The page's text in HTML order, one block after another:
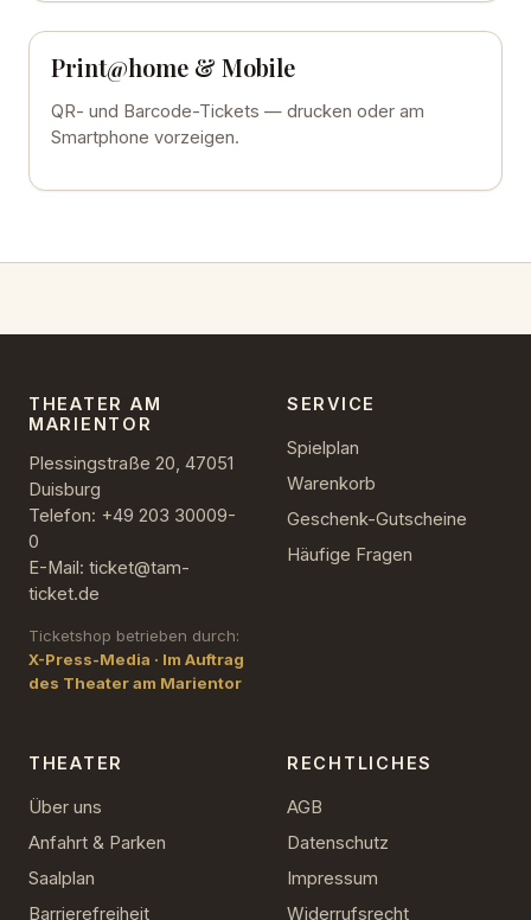
Print@home & Mobile
QR- und Barcode-Tickets — drucken oder am
Smartphone vorzeigen.
THEATER AM
MARIENTOR
Plessingstraße 20, 47051
Duisburg
Telefon: +49 203 30009-
0
E-Mail: ticket@tam-
ticket.de
Ticketshop betrieben durch:
X-Press-Media · Im Auftrag
des Theater am Marientor
SERVICE
Spielplan
Warenkorb
Geschenk-Gutscheine
Häufige Fragen
THEATER
Über uns
Anfahrt & Parken
Saalplan
Barrierefreiheit
RECHTLICHES
AGB
Datenschutz
Impressum
Widerrufsrecht